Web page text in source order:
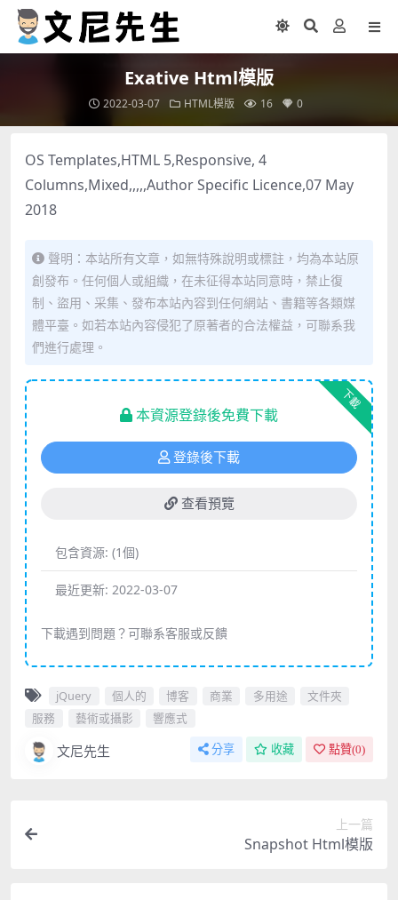
Exative Html模版
2022-03-07 HTML模版 16 0
OS Templates,HTML 5,Responsive, 4
Columns,Mixed,,,,,Author Specific Licence,07 May
2018
聲明：本站所有文章，如無特殊說明或標註，均為本站原
創發布。任何個人或組織，在未征得本站同意時，禁止復
制、盜用、采集、發布本站內容到任何網站、書籍等各類媒
體平臺。如若本站內容侵犯了原著者的合法權益，可聯系我
們進行處理。
下載
本資源登錄後免費下載
登錄後下載
查看預覽
包含資源: (1個)
最近更新: 2022-03-07
下載遇到問題？可聯系客服或反饋
jQuery 個人的 博客 商業 多用途
文件夾
服務
藝術或攝影 響應式
文尼先生 分享 收藏 點贊(0)
上一篇
Snapshot Html模版